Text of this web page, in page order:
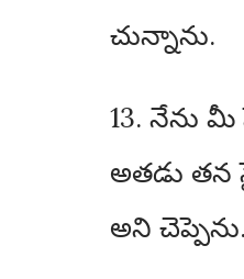
చున్నాను.
13. నేను
అతడు తన
అని చెప్పెను.